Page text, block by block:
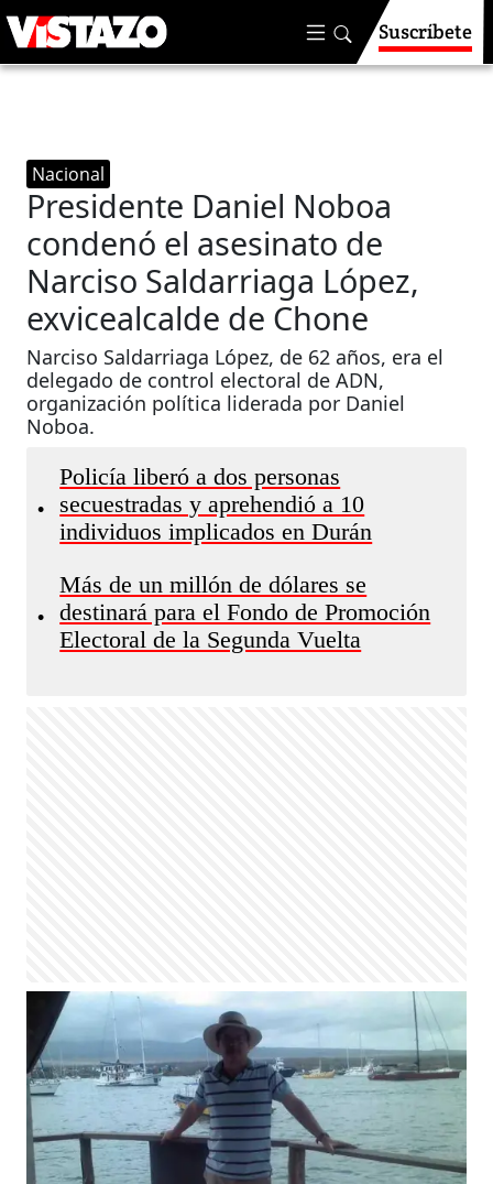
Suscríbete
Nacional
Presidente Daniel Noboa
condenó el asesinato de
Narciso Saldarriaga López,
exvicealcalde de Chone
Narciso Saldarriaga López, de 62 años, era el
delegado de control electoral de ADN,
organización política liderada por Daniel
Noboa.
•
Policía liberó a dos personas
secuestradas y aprehendió a 10
individuos implicados en Durán
•
Más de un millón de dólares se
destinará para el Fondo de Promoción
Electoral de la Segunda Vuelta